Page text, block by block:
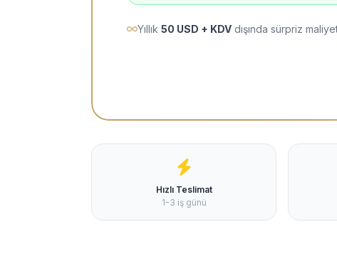
Yıllık 50 USD + KDV dışında sürpriz
Hızlı Teslimat
1-3 iş günü